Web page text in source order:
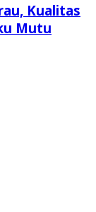
Kualitas
Mutu